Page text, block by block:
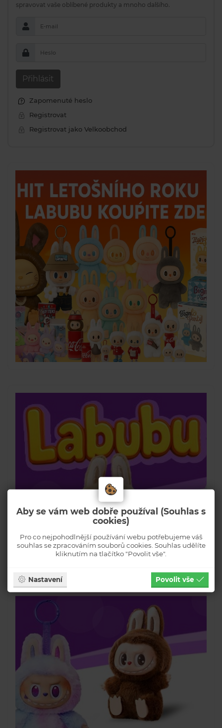
Aby se vám web dobře používal (Souhlas s
cookies)
Pro co nejpohodlnější používání webu potřebujeme váš
souhlas se zpracováním souborů cookies. Souhlas udělíte
kliknutím na tlačítko "Povolit vše".
Nastavení Povolit vše
spravovat vaše oblíbené produkty a mnoho dalšího.
E-mail
Heslo
Přihlásit
Zapomenuté heslo
Registrovat
Registrovat jako Velkoobchod